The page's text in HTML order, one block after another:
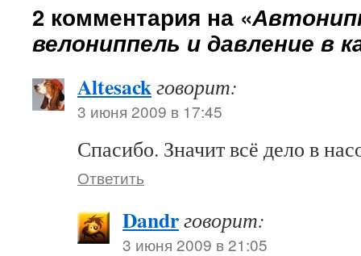
2 комментария на «
велониппель и давление в
Altesackговорит:
3 июня 2009 в 17:45
Спасибо. Значит всё дело в
Ответить
Dandrговорит:
3 июня 2009 в 21:05